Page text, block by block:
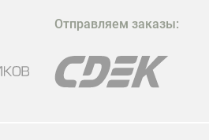
Отправляем заказы: